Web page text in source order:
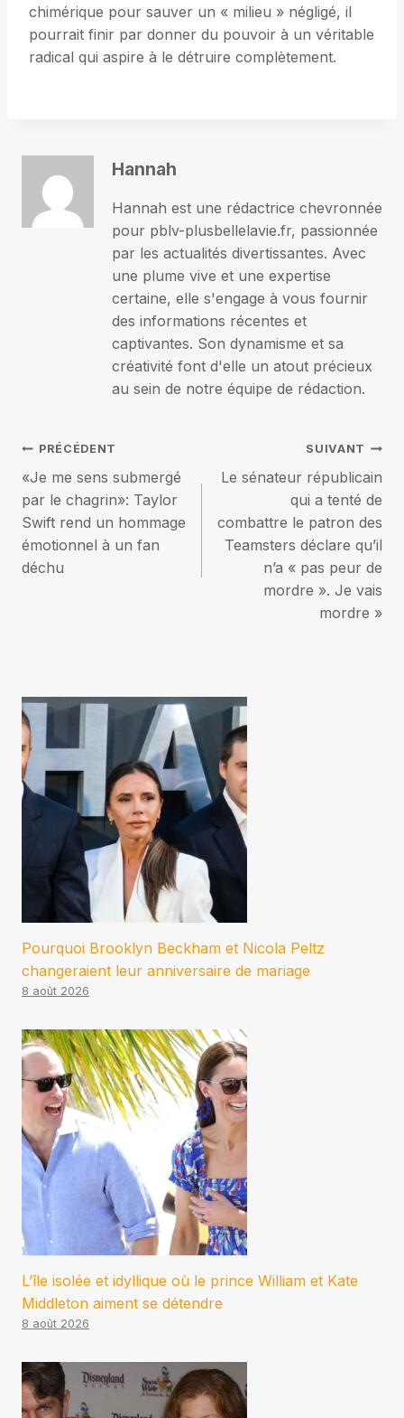
chimérique pour sauver un « milieu » négligé, il
pourrait finir par donner du pouvoir à un véritable
radical qui aspire à le détruire complètement.
Hannah
Hannah est une rédactrice chevronnée
pour pblv-plusbellelavie.fr, passionnée
par les actualités divertissantes. Avec
une plume vive et une expertise
certaine, elle s'engage à vous fournir
des informations récentes et
captivantes. Son dynamisme et sa
créativité font d'elle un atout précieux
au sein de notre équipe de rédaction.
Navigation
de
l’article
PRÉCÉDENT
«Je me sens submergé
par le chagrin»: Taylor
Swift rend un hommage
émotionnel à un fan
déchu
SUIVANT
Le sénateur républicain
qui a tenté de
combattre le patron des
Teamsters déclare qu’il
n’a « pas peur de
mordre ». Je vais
mordre »
Pourquoi Brooklyn Beckham et Nicola Peltz
changeraient leur anniversaire de mariage
8 août 2026
L’île isolée et idyllique où le prince William et Kate
Middleton aiment se détendre
8 août 2026